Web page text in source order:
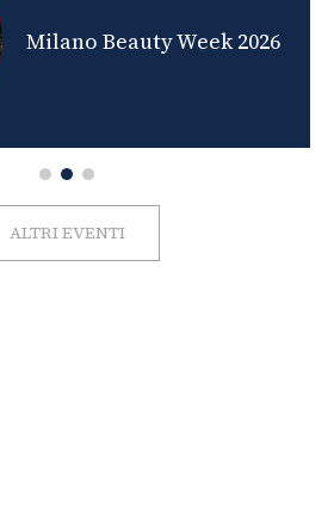
Milano Beauty Week 2026
ALTRI EVENTI